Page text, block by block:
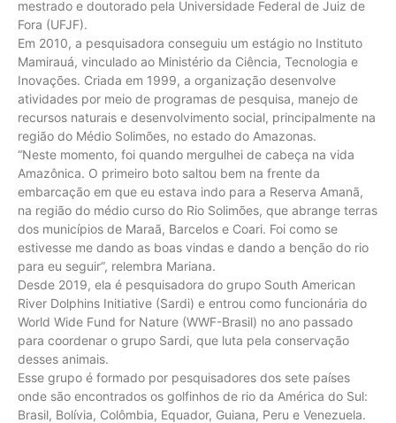
mestrado e doutorado pela Universidade Federal de Juiz de
Fora (UFJF).
Em 2010, a pesquisadora conseguiu um estágio no Instituto
Mamirauá, vinculado ao Ministério da Ciência, Tecnologia e
Inovações. Criada em 1999, a organização desenvolve
atividades por meio de programas de pesquisa, manejo de
recursos naturais e desenvolvimento social, principalmente na
região do Médio Solimões, no estado do Amazonas.
“Neste momento, foi quando mergulhei de cabeça na vida
Amazônica. O primeiro boto saltou bem na frente da
embarcação em que eu estava indo para a Reserva Amanã,
na região do médio curso do Rio Solimões, que abrange terras
dos municípios de Maraã, Barcelos e Coari. Foi como se
estivesse me dando as boas vindas e dando a benção do rio
para eu seguir”, relembra Mariana.
Desde 2019, ela é pesquisadora do grupo South American
River Dolphins Initiative (Sardi) e entrou como funcionária do
World Wide Fund for Nature (WWF-Brasil) no ano passado
para coordenar o grupo Sardi, que luta pela conservação
desses animais.
Esse grupo é formado por pesquisadores dos sete países
onde são encontrados os golfinhos de rio da América do Sul:
Brasil, Bolívia, Colômbia, Equador, Guiana, Peru e Venezuela.